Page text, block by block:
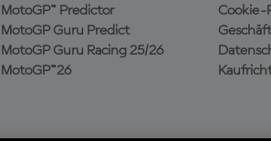
MotoGP™ Predictor
MotoGP Guru Predict
MotoGP Guru Racing 25/26
MotoGP™26
Cookie-